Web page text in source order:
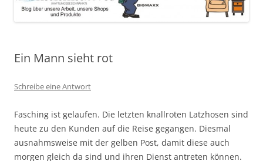
Ein Mann sieht rot
Schreibe eine Antwort
Fasching ist gelaufen. Die letzten knallroten Latzhosen sind
heute zu den Kunden auf die Reise gegangen. Diesmal
ausnahmsweise mit der gelben Post, damit diese auch
morgen gleich da sind und ihren Dienst antreten können.